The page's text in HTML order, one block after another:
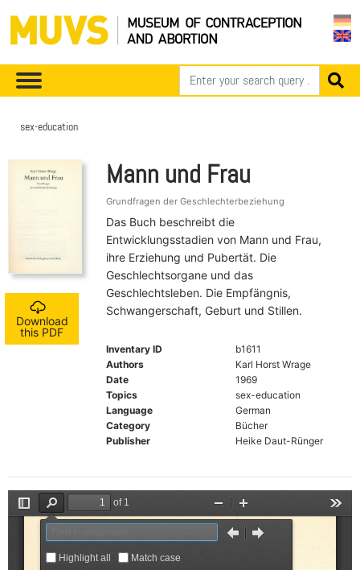
sex-education
Download
this PDF
Mann und Frau
Grundfragen der Geschlechterbeziehung
Das Buch beschreibt die
Entwicklungsstadien von Mann und Frau,
ihre Erziehung und Pubertät. Die
Geschlechtsorgane und das
Geschlechtsleben. Die Empfängnis,
Schwangerschaft, Geburt und Stillen.
Inventary ID
b1611
Authors
Karl Horst Wrage
Date
1969
Topics
sex-education
Language
German
Category
Bücher
Publisher
Heike Daut-Rünger